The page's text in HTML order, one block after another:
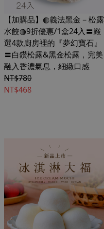
【加購品】◍義法黑金－松露
水餃◍9折優惠/1盒24入〓嚴
選4款廚房裡的『夢幻寶石』
〓白鑽松露&黑金松露，完美
融入香濃氣息，細緻口感
NT$780
NT$468